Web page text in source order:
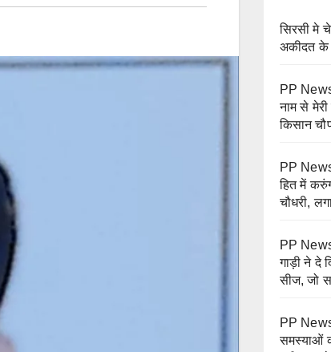
सिरसी मे
अकीदत के
PP News
नाम से
किसान
PP
हित में
चौधरी,
PP
गाड़ी ने दे
सीज, जो
PP
समस्याओं